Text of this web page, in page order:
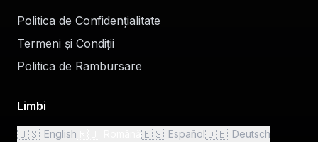
Politica de Confidențialitate
Termeni și Condiții
Politica de Rambursare
Limbi
🇺🇸 English 🇪🇸 Español🇩🇪 Deutsch